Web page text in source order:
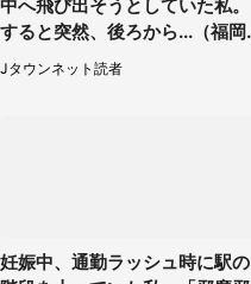
中へ飛び出そうとしていた私。
すると突然、後ろから...（福岡
県・30代女性）
Jタウンネット読者
妊娠中、通勤ラッシュ時に駅の